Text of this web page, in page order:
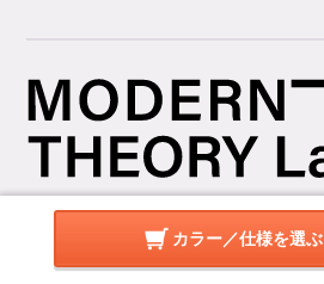
カラー／仕様を選ぶ
営業時間
平日 10:00 ～ 17:00
土日祝 10:00 ～ 19:00